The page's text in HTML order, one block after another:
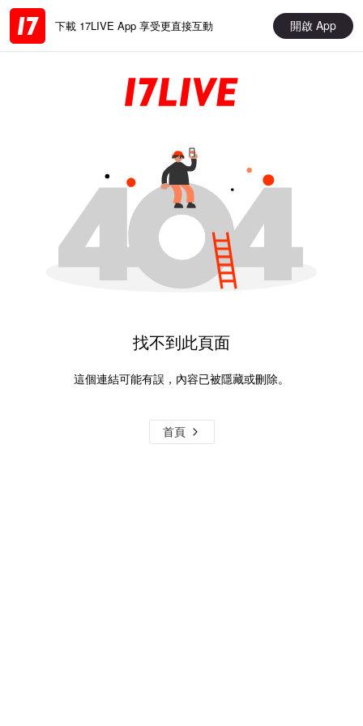
下載 17LIVE App 享受更直接互動 開啟 App
找不到此頁面
這個連結可能有誤，內容已被隱藏或刪除。
首頁